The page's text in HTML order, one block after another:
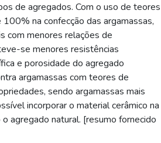
de agregados. Com o uso de teores
na confecção das argamassas,
com menores relações de
se menores resistências
e porosidade do agregado
argamassas com teores de
sendo argamassas mais
incorporar o material cerâmico na
agregado natural. [resumo fornecido